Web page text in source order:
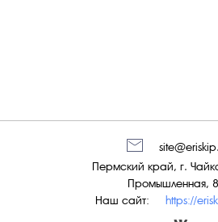
Наш сайт: https://
Пермский край, г.
Промышленная,